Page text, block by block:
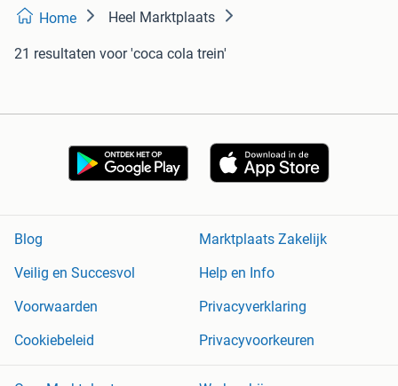
Home Heel Marktplaats
21 resultaten voor 'coca cola trein'
Blog
Marktplaats Zakelijk
Veilig en Succesvol
Help en Info
Voorwaarden
Privacyverklaring
Cookiebeleid
Privacyvoorkeuren